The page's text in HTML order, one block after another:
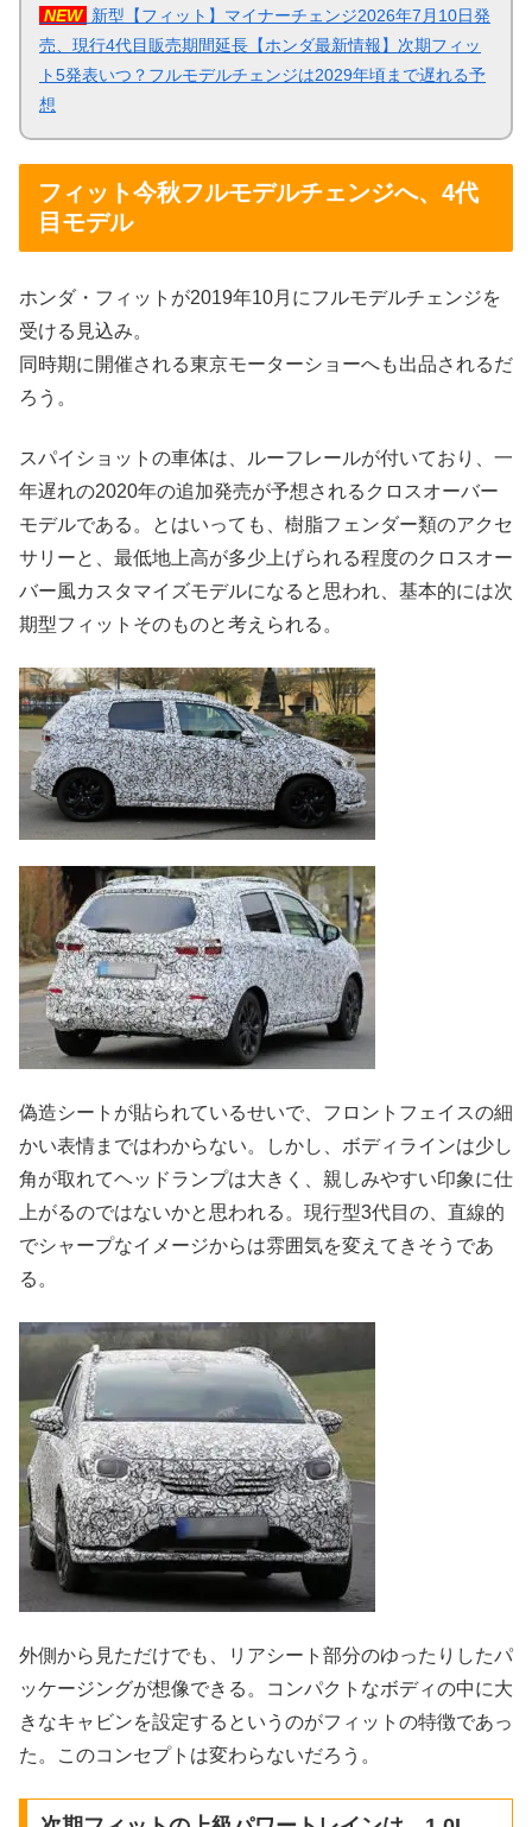
NEW 新型【フィット】マイナーチェンジ2026年7月10日発
売、現行4代目販売期間延長【ホンダ最新情報】次期フィッ
ト5発表いつ？フルモデルチェンジは2029年頃まで遅れる予
想
フィット今秋フルモデルチェンジへ、4代
目モデル
ホンダ・フィットが2019年10月にフルモデルチェンジを
受ける見込み。
同時期に開催される東京モーターショーへも出品されるだ
ろう。
スパイショットの車体は、ルーフレールが付いており、一
年遅れの2020年の追加発売が予想されるクロスオーバー
モデルである。とはいっても、樹脂フェンダー類のアクセ
サリーと、最低地上高が多少上げられる程度のクロスオー
バー風カスタマイズモデルになると思われ、基本的には次
期型フィットそのものと考えられる。
偽造シートが貼られているせいで、フロントフェイスの細
かい表情まではわからない。しかし、ボディラインは少し
角が取れてヘッドランプは大きく、親しみやすい印象に仕
上がるのではないかと思われる。現行型3代目の、直線的
でシャープなイメージからは雰囲気を変えてきそうであ
る。
外側から見ただけでも、リアシート部分のゆったりしたパ
ッケージングが想像できる。コンパクトなボディの中に大
きなキャビンを設定するというのがフィットの特徴であっ
た。このコンセプトは変わらないだろう。